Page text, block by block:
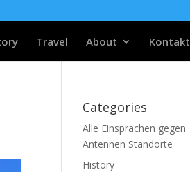
Travel About Kontakt
Categories
Alle Einsprachen gegen
Antennen Standorte
History